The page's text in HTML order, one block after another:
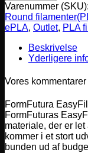
Varenummer (SKU):
Round
ePLA, Outlet, PLA
Beskrivelse
Yderligere
Vores kommentarer
FormFutura
FormFuturas
materiale, der er
kommer i et stort
bunden ud af